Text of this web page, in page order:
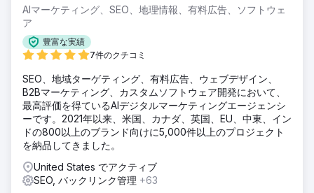
ソリューション
ユーザーエクスペリエンスの最適化とターゲットを絞ったマ
ーケティングに重点を置いたデジタル変革を実装しました。
Web サイトを刷新し、データ分析を使用してキャンペーン
をパーソナライズし、ユーザー ベースとコンバージョン率の
向上を目指しました。
結果
ユーザーベースは 108% 増の 56,000 人に増加し、目標達成
数は 209% 増の 2,945 人に、コンバージョン率は 46% 増
の 4.18% に増加しました。これらの戦略的なデジタル強化に
より、同社の市場パフォーマンスは大幅に向上しました。
エージェンシーページに移動
AIマーケティング、SEO、地理情報、有料広告、ソフトウェ
ア
豊富な実績
7件のクチコミ
SEO、地域ターゲティング、有料広告、ウェブデザイン、
B2Bマーケティング、カスタムソフトウェア開発において、
最高評価を得ているAIデジタルマーケティングエージェンシ
ーです。2021年以来、米国、カナダ、英国、EU、中東、イン
ドの800以上のブランド向けに5,000件以上のプロジェクト
を納品してきました。
United States でアクティブ
SEO, バックリンク管理 +63